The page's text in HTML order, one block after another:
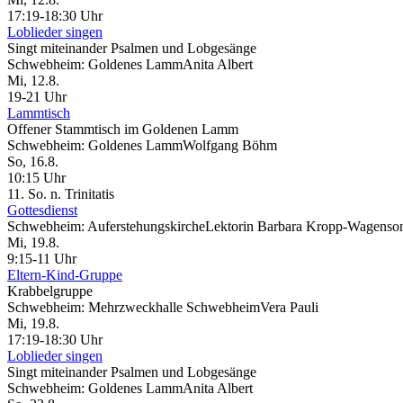
17:19-18:30 Uhr
Loblieder singen
Singt miteinander Psalmen und Lobgesänge
Schwebheim: Goldenes LammAnita Albert
Mi, 12.8.
19-21 Uhr
Lammtisch
Offener Stammtisch im Goldenen Lamm
Schwebheim: Goldenes LammWolfgang Böhm
So, 16.8.
10:15 Uhr
11. So. n. Trinitatis
Gottesdienst
Schwebheim: AuferstehungskircheLektorin Barbara Kropp-
Mi, 19.8.
9:15-11 Uhr
Eltern-Kind-Gruppe
Krabbelgruppe
Schwebheim: Mehrzweckhalle SchwebheimVera Pauli
Mi, 19.8.
17:19-18:30 Uhr
Loblieder singen
Singt miteinander Psalmen und Lobgesänge
Schwebheim: Goldenes LammAnita Albert